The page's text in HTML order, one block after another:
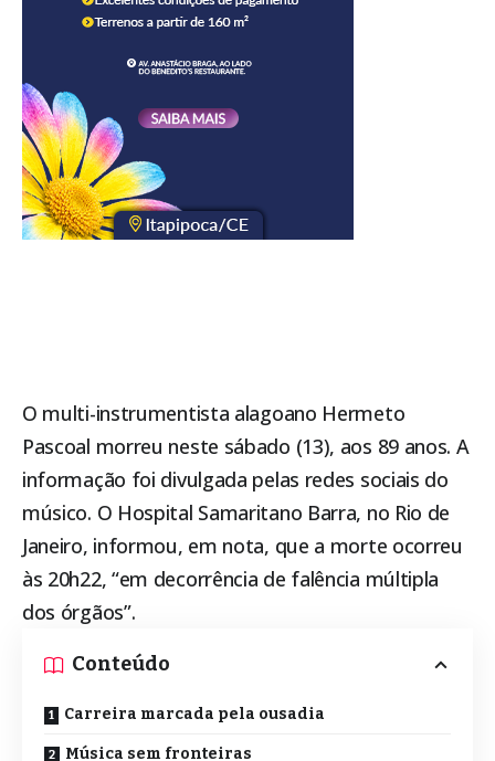
O multi-instrumentista alagoano Hermeto
Pascoal morreu neste sábado (13), aos 89 anos. A
informação foi divulgada pelas redes sociais do
músico. O Hospital Samaritano Barra, no Rio de
Janeiro, informou, em nota, que a morte ocorreu
às 20h22, “em decorrência de falência múltipla
dos órgãos”.
Conteúdo
Carreira marcada pela ousadia
Música sem fronteiras